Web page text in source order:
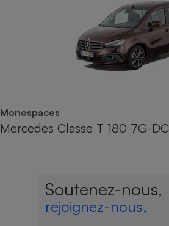
Monospaces
Mercedes Classe T 180 7G-
Soutenez-nous,
rejoignez-nous,